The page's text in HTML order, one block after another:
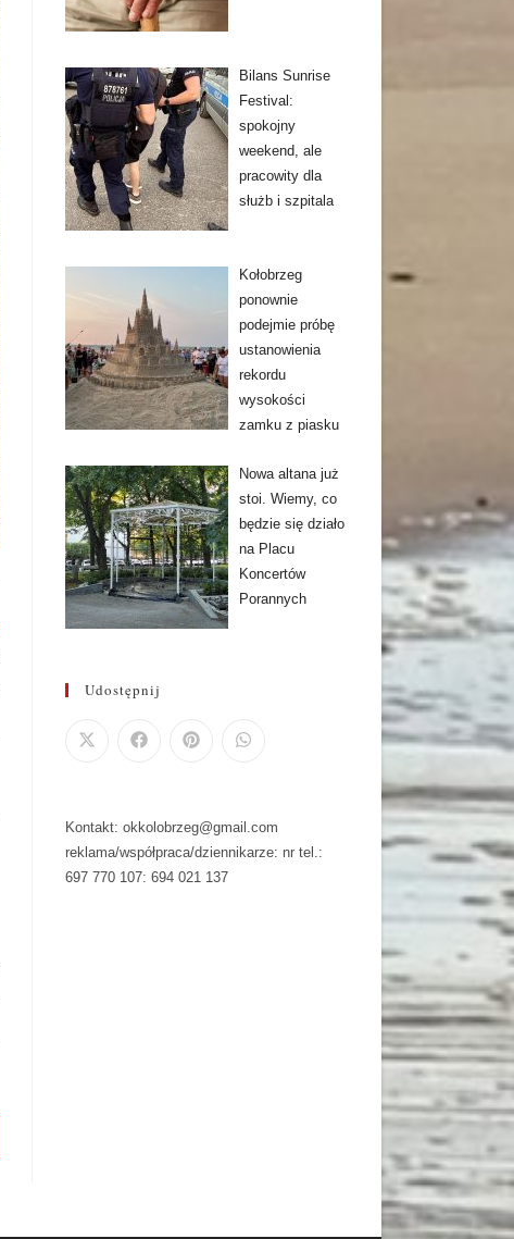
Bilans Sunrise
Festival:
spokojny
weekend, ale
pracowity dla
służb i szpitala
Kołobrzeg
ponownie
podejmie próbę
ustanowienia
rekordu
wysokości
zamku z piasku
Nowa altana już
stoi. Wiemy, co
będzie się działo
na Placu
Koncertów
Porannych
Udostępnij
Kontakt: okkolobrzeg@gmail.com
reklama/współpraca/dziennikarze: nr tel.:
697 770 107: 694 021 137